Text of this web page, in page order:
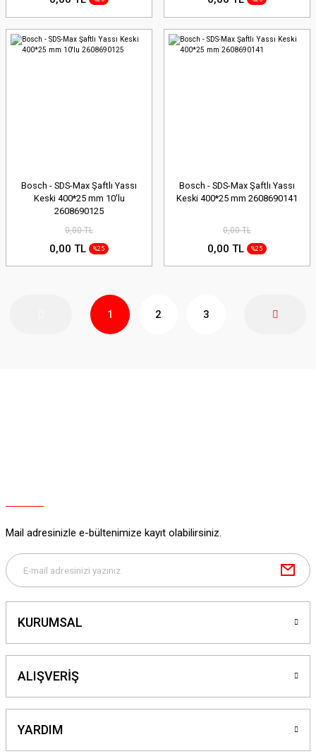
Bosch - SDS-Max Şaftlı Yassı
Keski 400*25 mm 10'lu
2608690125
0,00 TL
0,00 TL %25
Bosch - SDS-Max Şaftlı Yassı
Keski 400*25 mm 2608690141
0,00 TL
0,00 TL %25
1 2 3
Mail adresinizle e-bültenimize kayıt olabilirsiniz.
KURUMSAL
ALIŞVERİŞ
YARDIM